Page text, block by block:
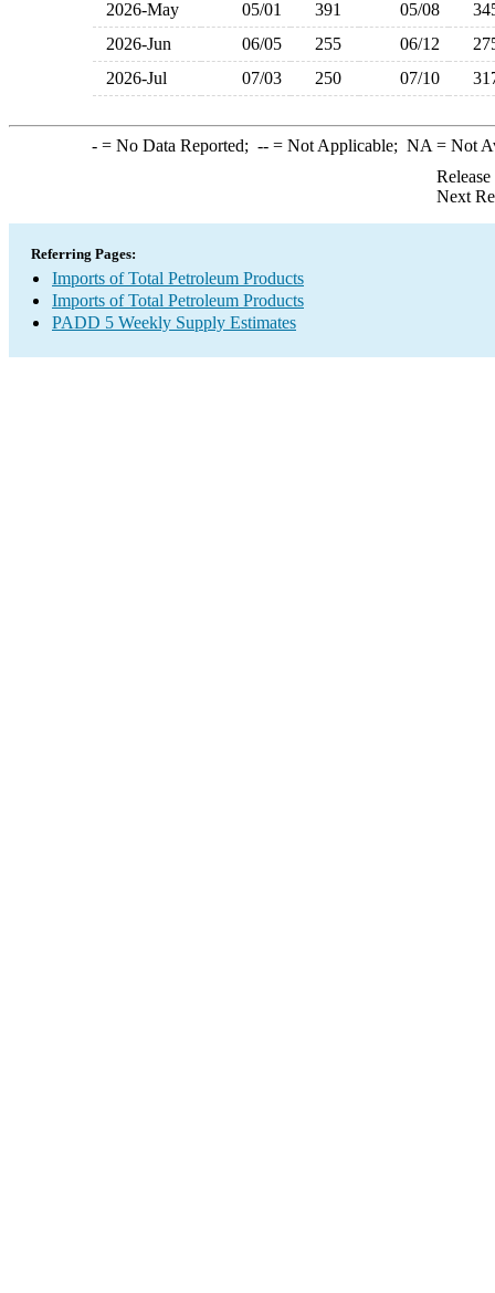
2026-May 05/01 391 05/08
2026-Jun
06/05 255 06/12
2026-Jul
07/03 250 07/10
-= No Data Reported; --= Not Applicable; NA = Not
Next
Referring Pages:
Imports of Total Petroleum Products
Imports of Total Petroleum Products
PADD 5 Weekly Supply Estimates